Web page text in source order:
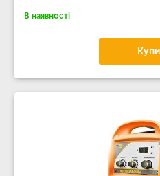
В наявності